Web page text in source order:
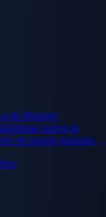
de bloqueo
supera la
de pasión genuina y